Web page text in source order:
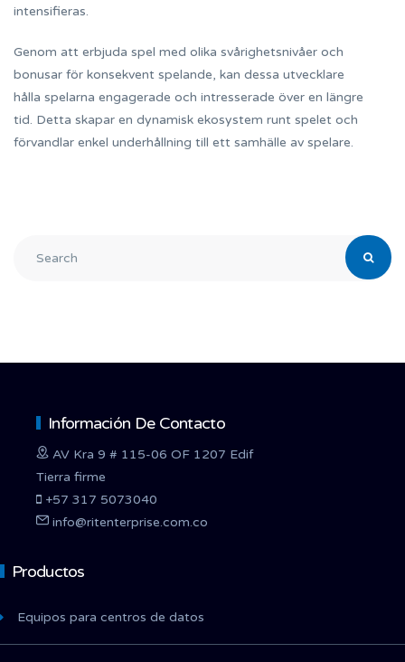
intensifieras.
Genom att erbjuda spel med olika svårighetsnivåer och
bonusar för konsekvent spelande, kan dessa utvecklare
hålla spelarna engagerade och intresserade över en längre
tid. Detta skapar en dynamisk ekosystem runt spelet och
förvandlar enkel underhållning till ett samhälle av spelare.
Información De Contacto
AV Kra 9 # 115-06 OF 1207 Edif
Tierra firme
+57 317 5073040
info@ritenterprise.com.co
Productos
Equipos para centros de datos